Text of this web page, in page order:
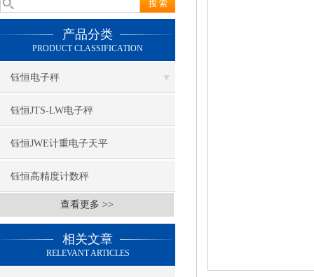
产品分类
PRODUCT CLASSIFICATION
钰恒电子秤
钰恒JTS-LW电子秤
钰恒JWE计重电子天平
钰恒高精度计数秤
查看更多 >>
相关文章
RELEVANT ARTICLES